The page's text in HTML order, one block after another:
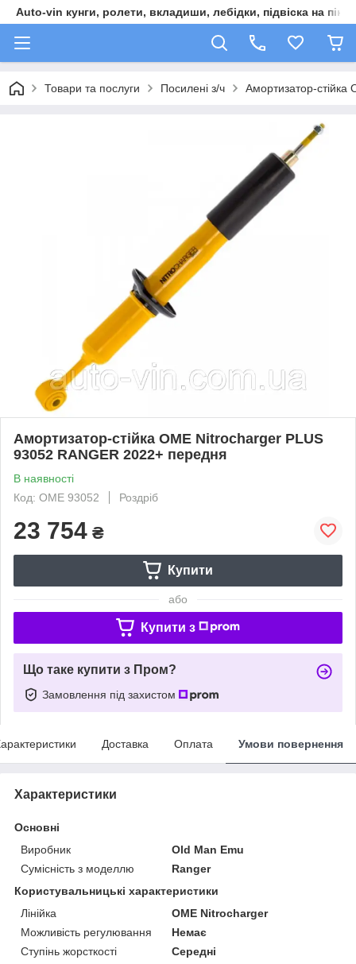
Auto-vin кунги, ролети, вкладиши, лебідки, підвіска на пікап
Товари та послуги Посилені з/ч Амортизатор-
Амортизатор-стійка OME Nitrocharger PLUS
93052 RANGER 2022+ передня
В наявності
Код: OME 93052
Роздріб
23 754 ₴
Купити
або
Купити з
Що таке купити з Пром?
Замовлення під захистом
Доставка Оплата Умови повернення
Характеристики
Основні
Виробник
Old Man Emu
Сумісність з моделлю
Ranger
Користувальницькі характеристики
Лінійка
OME Nitrocharger
Можливість регулювання
Немає
Ступінь жорсткості
Середні